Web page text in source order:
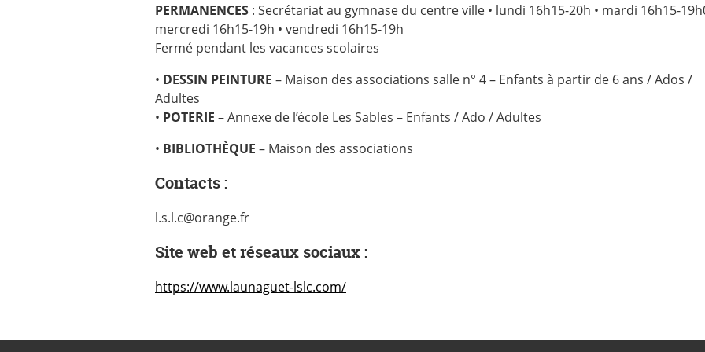
PERMANENCES : Secrétariat au gymnase du centre ville • lundi 16h15-20h • mardi 16h15-
mercredi 16h15-19h • vendredi 16h15-19h
Fermé pendant les vacances scolaires
• DESSIN PEINTURE – Maison des associations salle n° 4 – Enfants à partir de 6 ans / Ados /
Adultes
• POTERIE – Annexe de l’école Les Sables – Enfants / Ado / Adultes
• BIBLIOTHÈQUE – Maison des associations
Contacts :
l.s.l.c@orange.fr
Site web et réseaux sociaux :
https://www.launaguet-lslc.com/